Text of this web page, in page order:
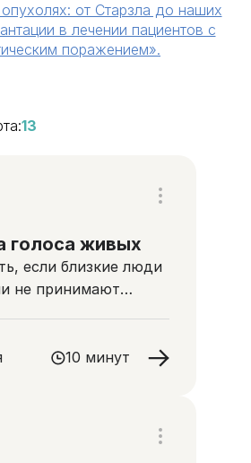
опухолях: от Старзла до наших
в лечении пациентов с
поражением».
13
голоса живых
если близкие люди
не принимают
10 минут